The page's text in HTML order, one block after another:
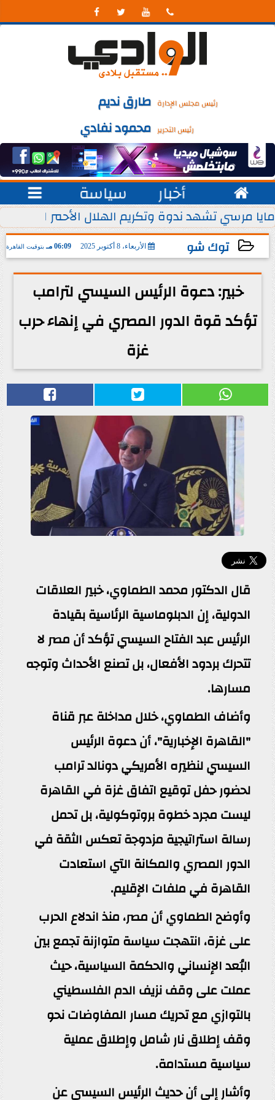
   
رئيس مجلس الإدارة طارق نديم
رئيس التحرير محمود نفادي
 أخبار سياسة 
يوليو من كل عام
مايا مرسي تشهد ندوة وتكريم الهلال الأحمر
توك شو الأربعاء، 8 أكتوبر 2025 06:09 مـ بتوقيت القاهرة
2025-10-08 18:09:36
خبير: دعوة الرئيس السيسي لترامب
تؤكد قوة الدور المصري في إنهاء حرب
غزة
قال الدكتور محمد الطماوي، خبير العلاقات
الدولية، إن الدبلوماسية الرئاسية بقيادة
الرئيس عبد الفتاح السيسي تؤكد أن مصر لا
تتحرك بردود الأفعال، بل تصنع الأحداث وتوجه
مسارها.
وأضاف الطماوي، خلال مداخلة عبر قناة
"القاهرة الإخبارية"، أن دعوة الرئيس
السيسي لنظيره الأمريكي دونالد ترامب
لحضور حفل توقيع اتفاق غزة في القاهرة
ليست مجرد خطوة بروتوكولية، بل تحمل
رسالة استراتيجية مزدوجة تعكس الثقة في
الدور المصري والمكانة التي استعادت
القاهرة في ملفات الإقليم.
وأوضح الطماوي أن مصر، منذ اندلاع الحرب
على غزة، انتهجت سياسة متوازنة تجمع بين
البُعد الإنساني والحكمة السياسية، حيث
عملت على وقف نزيف الدم الفلسطيني
بالتوازي مع تحريك مسار المفاوضات نحو
وقف إطلاق نار شامل وإطلاق عملية
سياسية مستدامة.
وأشار إلى أن حديث الرئيس السيسي عن